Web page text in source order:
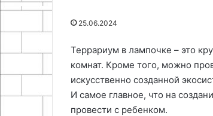
25.06.2024
Террариум в лампочке – это
комнат. Кроме того, можно
искусственно созданной
И самое главное, что на
провести с ребенком.
Как сделать Wi-Fi антенну для
китайского адаптера